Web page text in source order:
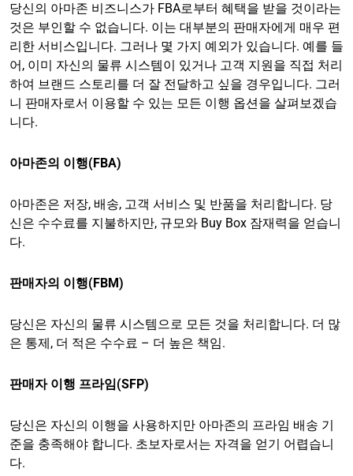
당신의 아마존 비즈니스가 FBA로부터 혜택을 받을 것이라는
것은 부인할 수 없습니다. 이는 대부분의 판매자에게 매우 편
리한 서비스입니다. 그러나 몇 가지 예외가 있습니다. 예를 들
어, 이미 자신의 물류 시스템이 있거나 고객 지원을 직접 처리
하여 브랜드 스토리를 더 잘 전달하고 싶을 경우입니다. 그러
니 판매자로서 이용할 수 있는 모든 이행 옵션을 살펴보겠습
니다.
아마존의 이행(FBA)
아마존은 저장, 배송, 고객 서비스 및 반품을 처리합니다. 당
신은 수수료를 지불하지만, 규모와 Buy Box 잠재력을 얻습니
다.
판매자의 이행(FBM)
당신은 자신의 물류 시스템으로 모든 것을 처리합니다. 더 많
은 통제, 더 적은 수수료 – 더 높은 책임.
판매자 이행 프라임(SFP)
당신은 자신의 이행을 사용하지만 아마존의 프라임 배송 기
준을 충족해야 합니다. 초보자로서는 자격을 얻기 어렵습니
다.